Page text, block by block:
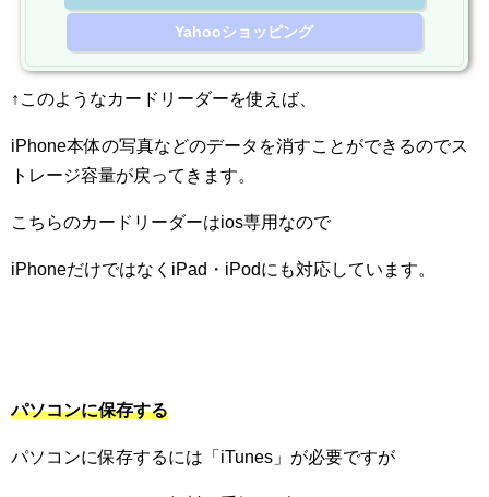
Yahooショッピング
↑ このようなカードリーダーを使えば、
iPhone本体の写真などのデータを消すことができるのでス
トレージ容量が戻ってきます。
こちらのカードリーダーはios専用なので
iPhoneだけではなく iPad ・ iPodにも対応しています。
パソコンに保存する
パソコンに保存するには「 iTunes 」が必要ですが